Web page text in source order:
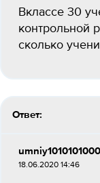
Вклассе 30
контрольной
сколько
Ответ:
umniy1010101000
18.06.2020 14:46